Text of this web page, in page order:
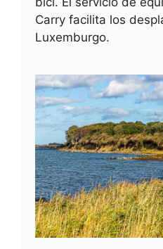
Carry facilita los
Luxemburgo.